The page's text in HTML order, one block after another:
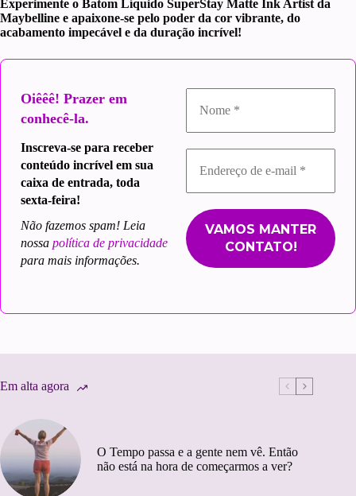
Experimente o Batom Líquido SuperStay Matte Ink Artist da
Maybelline e apaixone-se pelo poder da cor vibrante, do
acabamento impecável e da duração incrível!
Oiêêê! Prazer em
conhecê-la.
Inscreva-se para receber
conteúdo incrível em sua
caixa de entrada, toda
sexta-feira!
Não fazemos spam! Leia
nossa política de privacidade
para mais informações.
Em alta agora
O Tempo passa e a gente nem vê. Então
não está na hora de começarmos a ver?